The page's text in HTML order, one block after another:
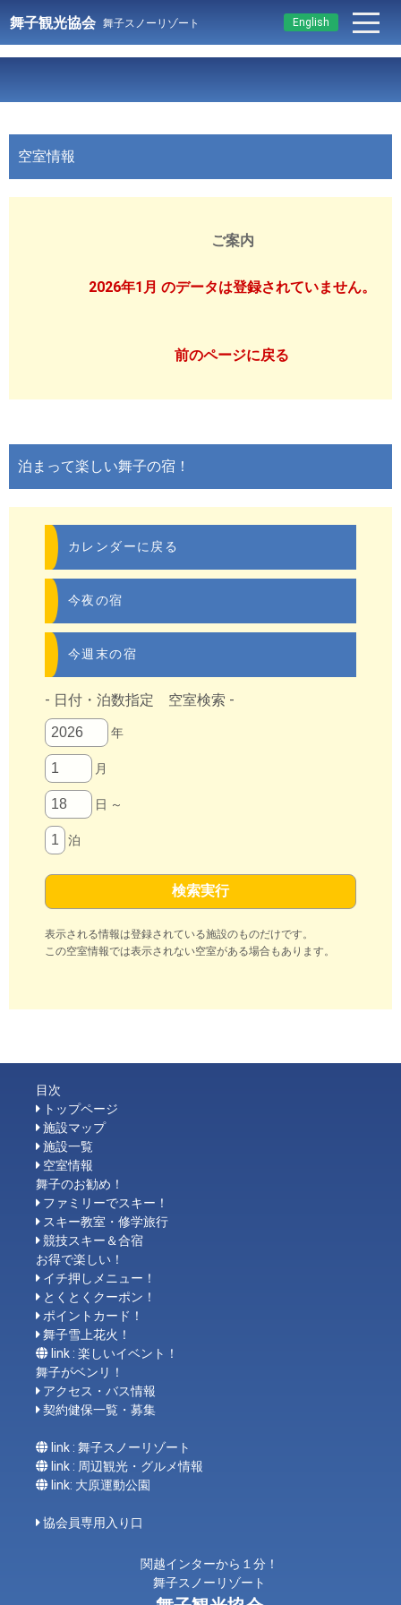
English
舞子観光協会 舞子スノーリゾート
空室情報
ご案内
2026年1月 のデータは登録されていません。
前のページに戻る
泊まって楽しい舞子の宿！
カレンダーに戻る
今夜の宿
今週末の宿
- 日付・泊数指定 空室検索 -
年
月
日 ～
泊
表示される情報は登録されている施設のものだけです。
この空室情報では表示されない空室がある場合もあります。
目次
トップページ
施設マップ
施設一覧
空室情報
舞子のお勧め！
ファミリーでスキー！
スキー教室・修学旅行
競技スキー＆合宿
お得で楽しい！
イチ押しメニュー！
とくとくクーポン！
ポイントカード！
舞子雪上花火！
link : 楽しいイベント！
舞子がベンリ！
アクセス・バス情報
契約健保一覧・募集
link : 舞子スノーリゾート
link : 周辺観光・グルメ情報
link: 大原運動公園
協会員専用入り口
関越インターから１分！
舞子スノーリゾート